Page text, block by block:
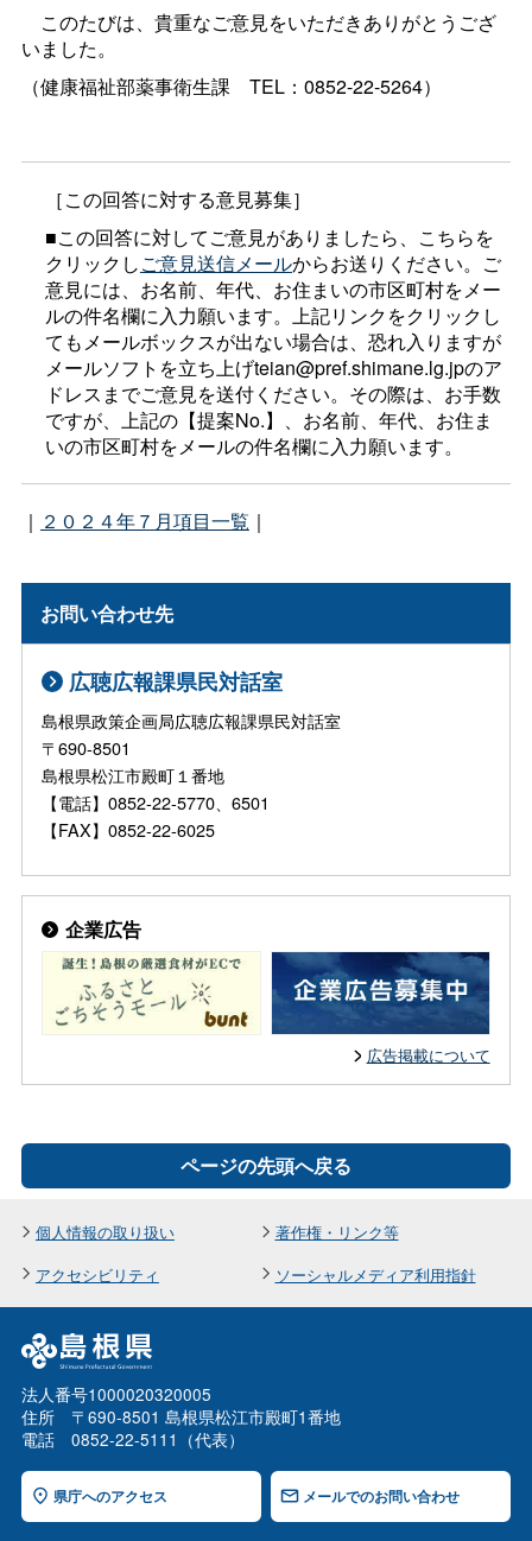
このたびは、貴重なご意見をいただきありがとうござ
いました。
（健康福祉部薬事衛生課 TEL：0852-22-5264）
［この回答に対する意見募集］
■この回答に対してご意見がありましたら、こちらを
クリックしご意見送信メールからお送りください。ご
意見には、お名前、年代、お住まいの市区町村をメー
ルの件名欄に入力願います。上記リンクをクリックし
てもメールボックスが出ない場合は、恐れ入りますが
メールソフトを立ち上げteian@pref.shimane.lg.jpのア
ドレスまでご意見を送付ください。その際は、お手数
ですが、上記の【提案No.】、お名前、年代、お住ま
いの市区町村をメールの件名欄に入力願います。
｜ ２０２４年７月項目一覧 ｜
お問い合わせ先
広聴広報課県民対話室
島根県政策企画局広聴広報課県民対話室
〒690-8501
島根県松江市殿町１番地
【電話】0852-22-5770、6501
【FAX】0852-22-6025
企業広告
広告掲載について
ページの先頭へ戻る
個人情報の取り扱い
著作権・リンク等
アクセシビリティ
ソーシャルメディア利用指針
法人番号1000020320005
住所 〒690-8501 島根県松江市殿町1番地
電話 0852-22-5111（代表）
県庁へのアクセス メールでのお問い合わせ